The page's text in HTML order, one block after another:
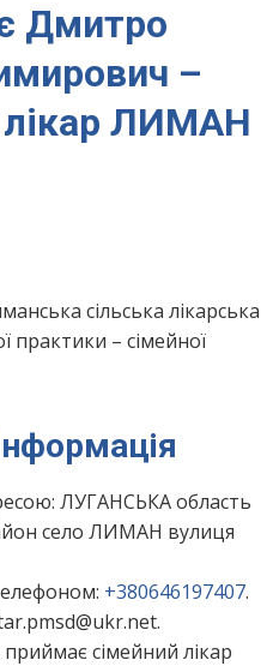
Дмитро
–
лікар ЛИМАН
сільська лікарська
практики – сімейної
ЛУГАНСЬКА область
село ЛИМАН вулиця
+380646197407.
сімейний лікар